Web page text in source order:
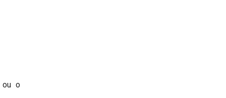
ou o